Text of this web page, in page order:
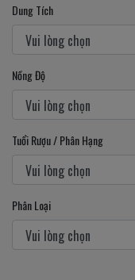
Dung Tích
Nồng Độ
Tuổi Rượu / Phân Hạng
Phân Loại